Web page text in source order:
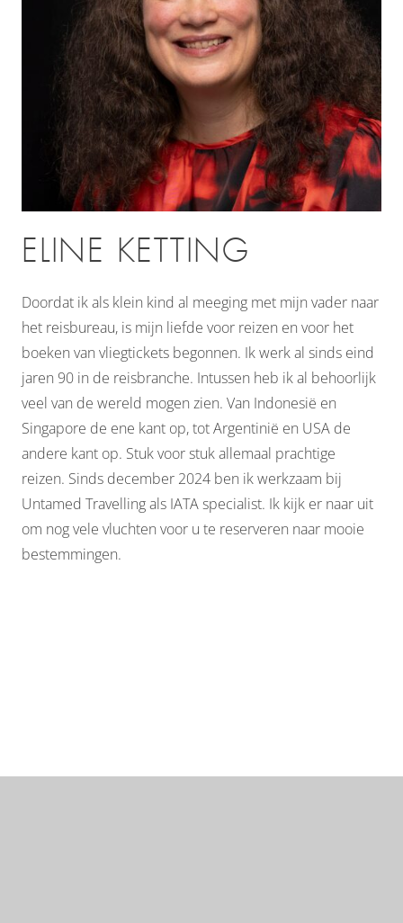
ELINE KETTING
Doordat ik als klein kind al meeging met mijn vader naar
het reisbureau, is mijn liefde voor reizen en voor het
boeken van vliegtickets begonnen. Ik werk al sinds eind
jaren 90 in de reisbranche. Intussen heb ik al behoorlijk
veel van de wereld mogen zien. Van Indonesië en
Singapore de ene kant op, tot Argentinië en USA de
andere kant op. Stuk voor stuk allemaal prachtige
reizen. Sinds december 2024 ben ik werkzaam bij
Untamed Travelling als IATA specialist. Ik kijk er naar uit
om nog vele vluchten voor u te reserveren naar mooie
bestemmingen.